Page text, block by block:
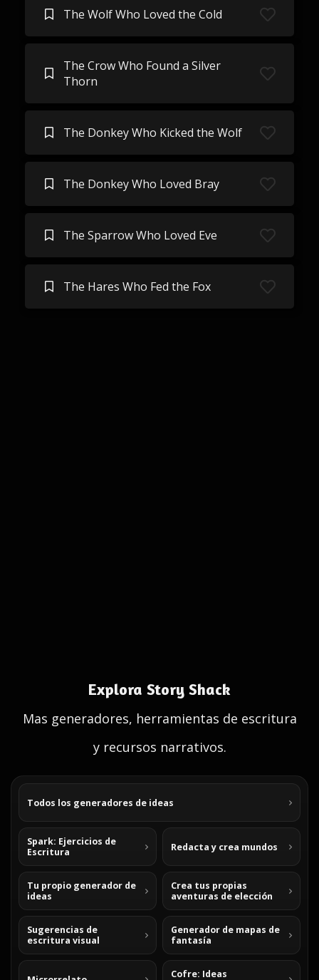
The Wolf Who Loved the Cold
The Crow Who Found a Silver
Thorn
The Donkey Who Kicked the Wolf
The Donkey Who Loved Bray
The Sparrow Who Loved Eve
The Hares Who Fed the Fox
Explora Story Shack
Mas generadores, herramientas de escritura
y recursos narrativos.
Todos los generadores de ideas
Spark: Ejercicios de
Escritura
Redacta y crea mundos
Tu propio generador de
ideas
Crea tus propias
aventuras de elección
Sugerencias de
escritura visual
Generador de mapas de
fantasía
Cofre: Ideas